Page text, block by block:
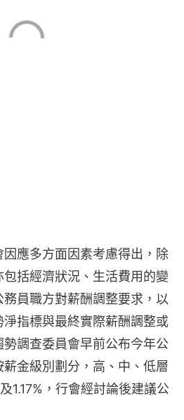
應多方面因素考慮得出，除
括經濟狀況、生活費用的變
員職方對薪酬調整要求，以
指標與最終實際薪酬調整或
調查委員會早前公布今年公
金級別劃分，高、中、低層
1.17%，行會經討論後建議公